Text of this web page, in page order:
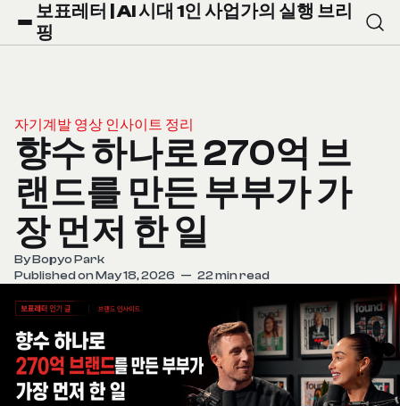
보표레터 | AI 시대 1인 사업가의 실행 브리
핑
자기계발 영상 인사이트 정리
향수 하나로 270억 브
랜드를 만든 부부가 가
장 먼저 한 일
ByBopyo Park
Published on May 18, 2026 — 22 min read